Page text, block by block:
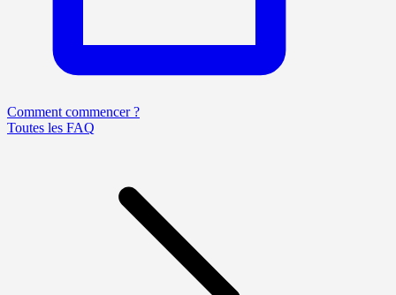
Comment commencer ?
Toutes les FAQ